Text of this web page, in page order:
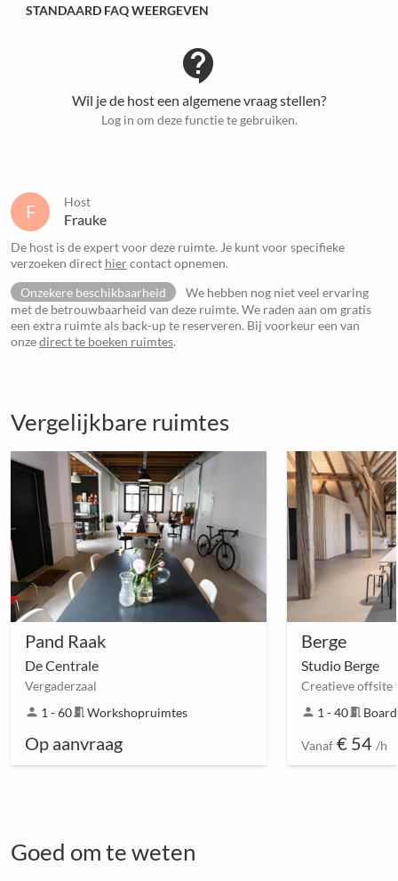
STANDAARD FAQ WEERGEVEN
contact_support
Wil je de host een algemene vraag stellen?
Log in om deze functie te gebruiken.
F Host
Frauke
De host is de expert voor deze ruimte. Je kunt voor specifieke
verzoeken direct hiercontact opnemen.
Onzekere beschikbaarheid
We hebben nog niet veel ervaring
met de betrouwbaarheid van deze ruimte. We raden aan om gratis
een extra ruimte als back-up te reserveren. Bij voorkeur een van
onzedirect te boeken ruimtes.
Vergelijkbare ruimtes
Pand Raak
De Centrale
Vergaderzaal
person 1 - 60meeting_roomWorkshopruimtes
Op aanvraag
Berge
Studio Berge
person 1 - 40meeting_room
Vanaf € 54 /h
Goed om te weten